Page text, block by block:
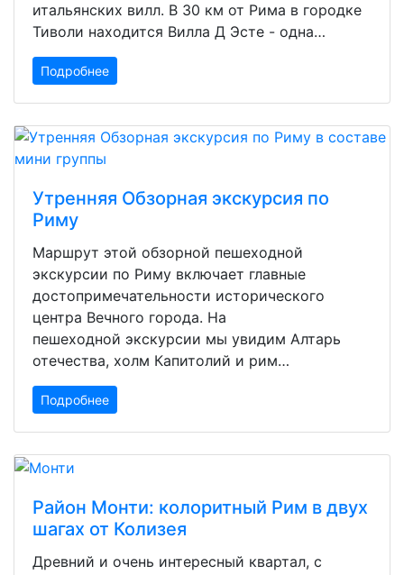
итальянских вилл. В 30 км от Рима в городке
Тиволи находится Вилла Д Эсте - одна…
Подробнее
Утренняя Обзорная экскурсия по
Риму
Маршрут этой обзорной пешеходной
экскурсии по Риму включает главные
достопримечательности исторического
центра Вечного города. На
пешеходной экскурсии мы увидим Алтарь
отечества, холм Капитолий и рим…
Подробнее
Район Монти: колоритный Рим в двух
шагах от Колизея
Древний и очень интересный квартал, с